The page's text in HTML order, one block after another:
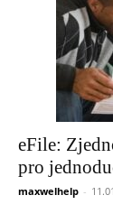
eFile:
pro
maxwelhelp -